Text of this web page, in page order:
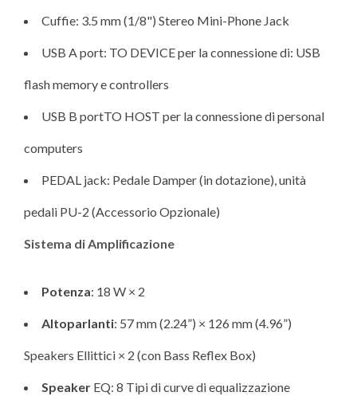
Cuffie: 3.5 mm (1/8") Stereo Mini-Phone Jack
USB A port: TO DEVICE per la connessione di: USB
flash memory e controllers
USB B portTO HOST per la connessione di personal
computers
PEDAL jack: Pedale Damper (in dotazione), unità
pedali PU-2 (Accessorio Opzionale)
Sistema di Amplificazione
Potenza: 18 W × 2
Altoparlanti: 57 mm (2.24”) × 126 mm (4.96”)
Speakers Ellittici × 2 (con Bass Reflex Box)
Speaker EQ: 8 Tipi di curve di equalizzazione